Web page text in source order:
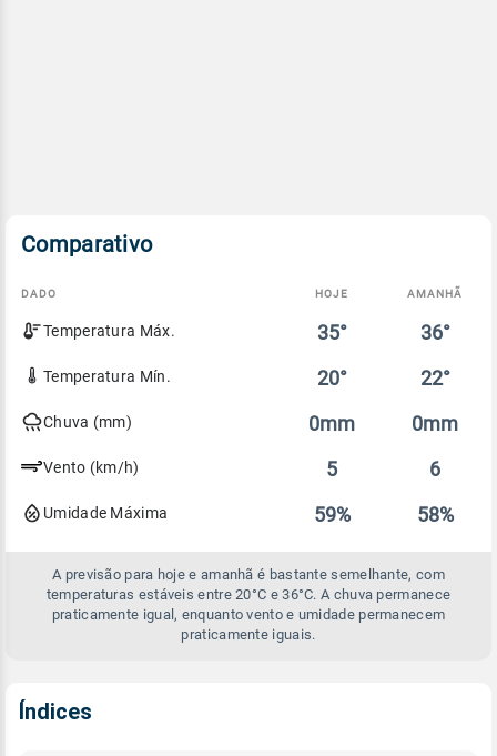
Comparativo
Comparativo
entre
previsão
hoje
DADO HOJE AMANHÃ
Temperatura Máx. 35° 36°
Temperatura Mín. 20° 22°
Chuva (mm) 0mm 0mm
Vento (km/h) 5 6
Umidade Máxima 59% 58%
A previsão para hoje e amanhã é bastante semelhante, com
temperaturas estáveis entre 20°C e 36°C. A chuva permanece
praticamente igual, enquanto vento e umidade permanecem
praticamente iguais.
Índices